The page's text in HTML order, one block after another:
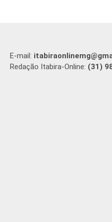
E-mail:
Redação Itabira-Online: (31)